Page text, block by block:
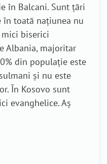
în Balcani. Sunt țări
în toată națiunea nu
biserici
Albania, majoritar
din populație este
și nu este
În Kosovo sunt
evanghelice. Aș